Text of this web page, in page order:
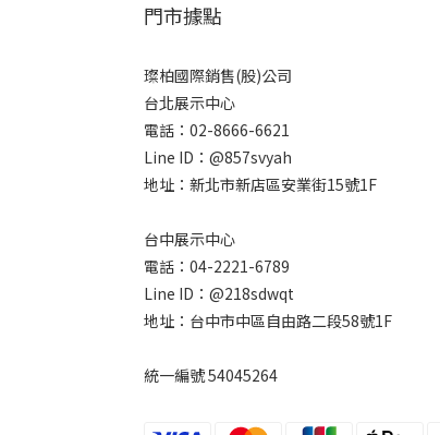
門市據點
璨柏國際銷售(股)公司
台北展示中心
電話：02-8666-6621
Line ID：@857svyah
地址：新北市新店區安業街15號1F
台中展示中心
電話：04-2221-6789
Line ID：@218sdwqt
地址：台中市中區自由路二段58號1F
統一編號 54045264